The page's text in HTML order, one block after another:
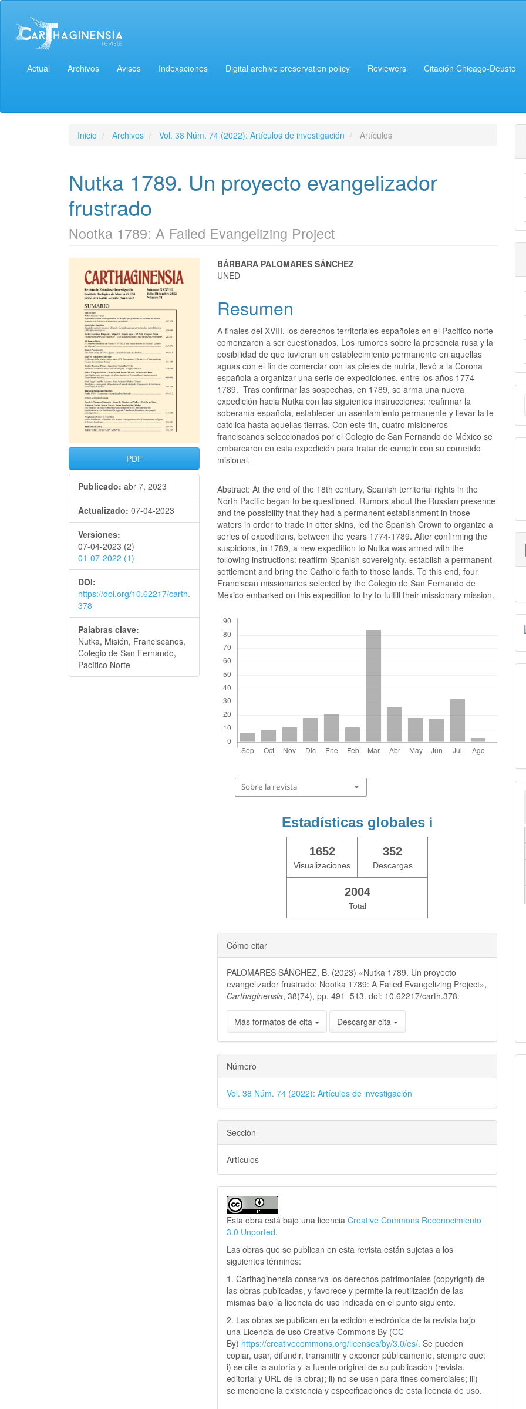
Actual Archivos Avisos Indexaciones Digital archive preservation policy Reviewers Citación Chicago-Deusto
Inicio Archivos Vol. 38 Núm. 74 (2022): Artículos de investigación Artículos
Nutka 1789. Un proyecto evangelizador
frustrado
Nootka 1789: A Failed Evangelizing Project
PDF
Publicado: abr 7, 2023
Actualizado: 07-04-2023
Versiones:
07-04-2023 (2)
01-07-2022 (1)
DOI:
https://doi.org/10.62217/carth.
378
Palabras clave:
Nutka, Misión, Franciscanos,
Colegio de San Fernando,
Pacífico Norte
BÁRBARA PALOMARES SÁNCHEZ
UNED
Resumen
A finales del XVIII, los derechos territoriales españoles en el Pacífico norte
comenzaron a ser cuestionados. Los rumores sobre la presencia rusa y la
posibilidad de que tuvieran un establecimiento permanente en aquellas
aguas con el fin de comerciar con las pieles de nutria, llevó a la Corona
española a organizar una serie de expediciones, entre los años 1774-
1789. Tras confirmar las sospechas, en 1789, se arma una nueva
expedición hacia Nutka con las siguientes instrucciones: reafirmar la
soberanía española, establecer un asentamiento permanente y llevar la fe
católica hasta aquellas tierras. Con este fin, cuatro misioneros
franciscanos seleccionados por el Colegio de San Fernando de México se
embarcaron en esta expedición para tratar de cumplir con su cometido
misional.
Abstract: At the end of the 18th century, Spanish territorial rights in the
North Pacific began to be questioned. Rumors about the Russian presence
and the possibility that they had a permanent establishment in those
waters in order to trade in otter skins, led the Spanish Crown to organize a
series of expeditions, between the years 1774-1789. After confirming the
suspicions, in 1789, a new expedition to Nutka was armed with the
following instructions: reaffirm Spanish sovereignty, establish a permanent
settlement and bring the Catholic faith to those lands. To this end, four
Franciscan missionaries selected by the Colegio de San Fernando de
México embarked on this expedition to try to fulfill their missionary mission.
Sobre la revista
Estadísticas globales ℹ️
1652
Visualizaciones
352
Descargas
2004
Total
Cómo citar
PALOMARES SÁNCHEZ, B. (2023) «Nutka 1789. Un proyecto
evangelizador frustrado: Nootka 1789: A Failed Evangelizing Project»,
Carthaginensia, 38(74), pp. 491–513. doi: 10.62217/carth.378.
Más formatos de cita Descargar cita
Número
Vol. 38 Núm. 74 (2022): Artículos de investigación
Sección
Artículos
Esta obra está bajo una licenciaCreative Commons Reconocimiento
3.0 Unported.
Las obras que se publican en esta revista están sujetas a los
siguientes términos:
1. Carthaginensia conserva los derechos patrimoniales (copyright) de
las obras publicadas, y favorece y permite la reutilización de las
mismas bajo la licencia de uso indicada en el punto siguiente.
2. Las obras se publican en la edición electrónica de la revista bajo
una Licencia de uso Creative Commons By (CC
By) https://creativecommons.org/licenses/by/3.0/es/.Se pueden
copiar, usar, difundir, transmitir y exponer públicamente, siempre que:
i) se cite la autoría y la fuente original de su publicación (revista,
editorial y URL de la obra); ii) no se usen para fines comerciales; iii)
se mencione la existencia y especificaciones de esta licencia de uso.